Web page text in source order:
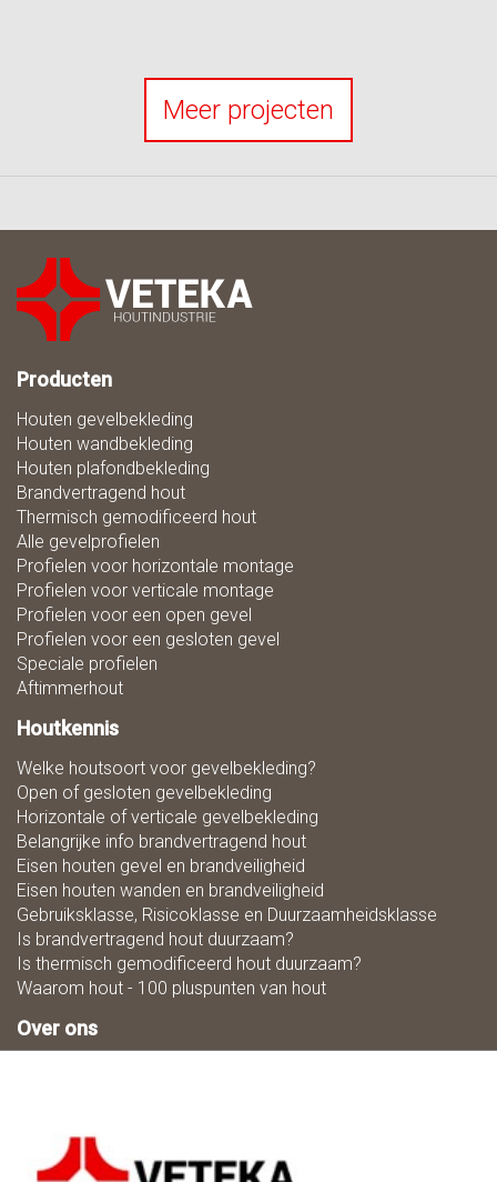
Meer projecten
Producten
Houten gevelbekleding
Houten wandbekleding
Houten plafondbekleding
Brandvertragend hout
Thermisch gemodificeerd hout
Alle gevelprofielen
Profielen voor horizontale montage
Profielen voor verticale montage
Profielen voor een open gevel
Profielen voor een gesloten gevel
Speciale profielen
Aftimmerhout
Houtkennis
Welke houtsoort voor gevelbekleding?
Open of gesloten gevelbekleding
Horizontale of verticale gevelbekleding
Belangrijke info brandvertragend hout
Eisen houten gevel en brandveiligheid
Eisen houten wanden en brandveiligheid
Gebruiksklasse, Risicoklasse en Duurzaamheidsklasse
Is brandvertragend hout duurzaam?
Is thermisch gemodificeerd hout duurzaam?
Waarom hout - 100 pluspunten van hout
Over ons
Duurzaamheid
Mogelijkheden in houtbewerking